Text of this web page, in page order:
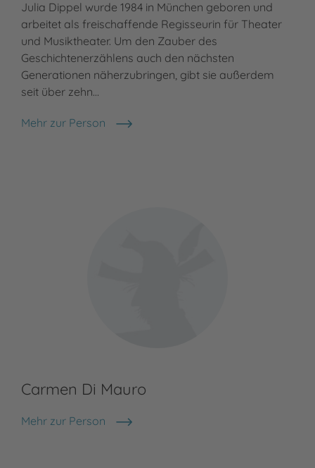
Julia Dippel wurde 1984 in München geboren und
arbeitet als freischaffende Regisseurin für Theater
und Musiktheater. Um den Zauber des
Geschichtenerzählens auch den nächsten
Generationen näherzubringen, gibt sie außerdem
seit über zehn…
Mehr zur Person
Julia Dippel
Carmen Di Mauro
Mehr zur Person
Carmen Di Mauro